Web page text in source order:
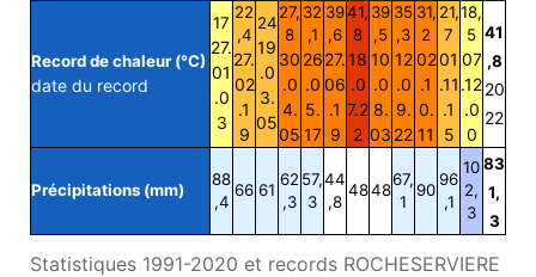
Statistiques 1991-2020 et records ROCHESERVIERE
Record de chaleur (°C)
date du record
17
27.
01
.0
3
22
,4
27.
02
.1
9
24
19
.0
3.
05
27,
8
30
.0
4.
05
32
,1
26
.0
5.
17
39
,6
27.
06
.1
9
41,
8
18
.0
7.2
2
39
,5
10
.0
8.
03
35
,3
12
.0
9.
22
31,
2
02
.1
0.
11
21,
7
01
.11
.1
5
18,
5
07
.12
.0
0
41
,8
20
22
Précipitations (mm)
88
,4
66 61
62
,3
57,
3
44
,8
4848
67,
1
90
96
,1
10
2,
3
83
1,
3